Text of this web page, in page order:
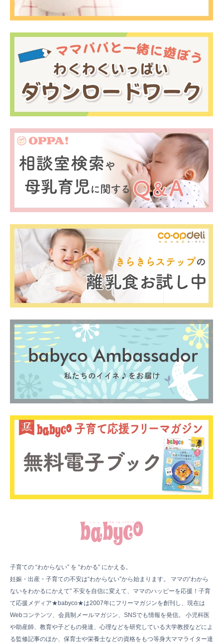
子育ての “わからない” を “わかる” にかえる。
妊娠・出産・子育ての不安は“わからない”から始まります。 ママの“わから
ないをわかるにかえて” 不安を自信に変えて、ママのハッピーを応援！子育
て応援メディア★babyco★は2007年にフリーマガジンを創刊し、現在は
Webコンテンツ、会員制メールマガジン、SNSでも情報を発信。 小児科医
や助産師、教育や子どもの発達、心理などを研究している大学教授などによ
る監修記事のほか、保育士や栄養士などの資格をもつ等身大ママライター達
0歳 2歳 産後
妊娠後期／８〜10ヵ月
プレママ
キャンペーン 生後10〜11ヵ月
パパ
プレゼント